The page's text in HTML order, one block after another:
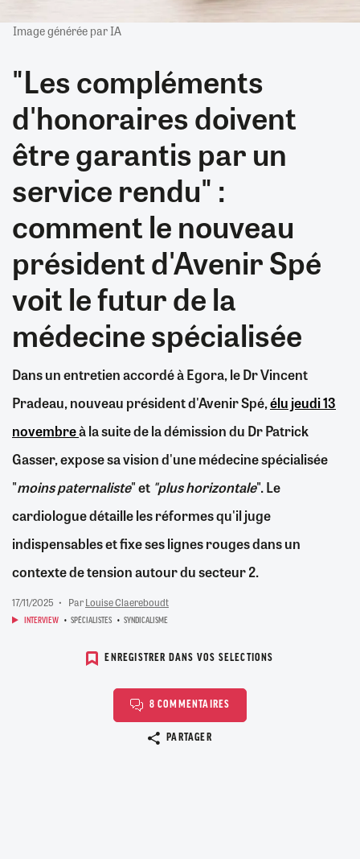
Image générée par IA
"Les compléments
d'honoraires doivent
être garantis par un
service rendu" :
comment le nouveau
président d'Avenir Spé
voit le futur de la
médecine spécialisée
Dans un entretien accordé à Egora, le Dr Vincent
Pradeau, nouveau président d'Avenir Spé,élu jeudi 13
novembreà la suite de la démission du Dr Patrick
Gasser, expose sa vision d'une médecine spécialisée
"moins paternaliste" et "plus horizontale". Le
cardiologue détaille les réformes qu'il juge
indispensables et fixe ses lignes rouges dans un
contexte de tension autour du secteur 2.
17/11/2025 ParLouise Claereboudt
INTERVIEW SPÉCIALISTES SYNDICALISME
ENREGISTRER DANS VOS SELECTIONS
8 COMMENTAIRES
PARTAGER